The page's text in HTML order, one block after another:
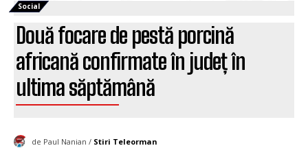
Social
Două focare de pestă porcină
africană confirmate în județ în
ultima săptămână
de Paul Nanian / Stiri Teleorman